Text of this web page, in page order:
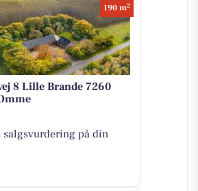
190 m2
8 Lille Brande 7260
salgsvurdering på din